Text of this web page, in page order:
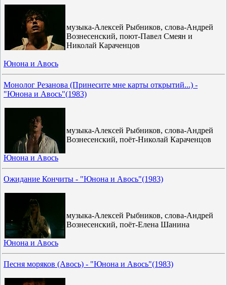
музыка-Алексей Рыбников, слова-Андрей
Вознесенский, поют-Павел Смеян и
Николай Караченцов
Юнона и Авось
Монолог Резанова (Принесите мне карты открытий...) -
"Юнона и Авось"(1983)
музыка-Алексей Рыбников, слова-Андрей
Вознесенский, поёт-Николай Караченцов
Юнона и Авось
Ожидание Кончиты - "Юнона и Авось"(1983)
музыка-Алексей Рыбников, слова-Андрей
Вознесенский, поёт-Елена Шанина
Юнона и Авось
Песня моряков (Авось) - "Юнона и Авось"(1983)